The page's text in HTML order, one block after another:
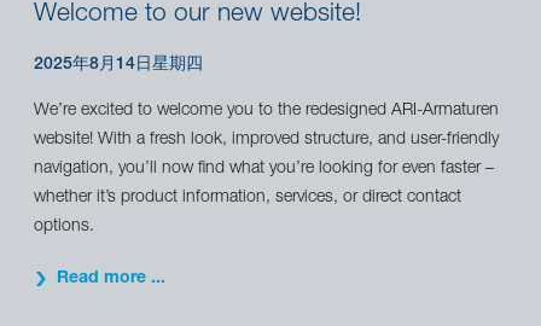
Welcome to our new website!
2025年8月14日星期四
We’re excited to welcome you to the redesigned ARI-Armaturen
website! With a fresh look, improved structure, and user-friendly
navigation, you’ll now find what you’re looking for even faster –
whether it’s product information, services, or direct contact
options.
Read more ...